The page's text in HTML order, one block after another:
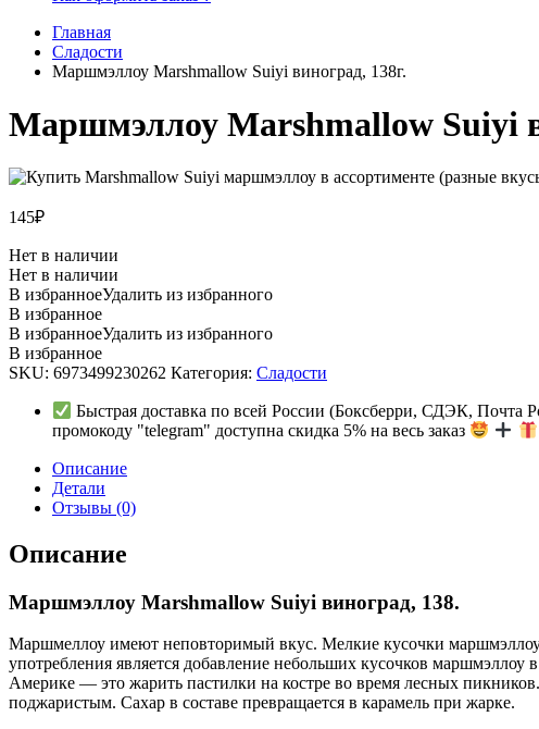
Главная
Сладости
Маршмэллоу Marshmallow Suiyi виноград, 138г.
Маршмэллоу Marshmallow Suiyi
145₽
Нет в наличии
Нет в наличии
В избранноеУдалить из избранного
В избранное
В избранноеУдалить из избранного
В избранное
SKU: 6973499230262 Категория: Сладости
Быстрая доставка по всей России (Боксберри, СДЭК, Почта
промокоду "telegram" доступна скидка 5% на весь заказ
Описание
Детали
Отзывы (0)
Описание
Маршмэллоу Marshmallow Suiyi виноград, 138.
Маршмеллоу имеют неповторимый вкус. Мелкие кусочки
употребления является добавление небольших кусочков
Америке — это жарить пастилки на костре во время лесных
поджаристым. Сахар в составе превращается в карамель при жарке.